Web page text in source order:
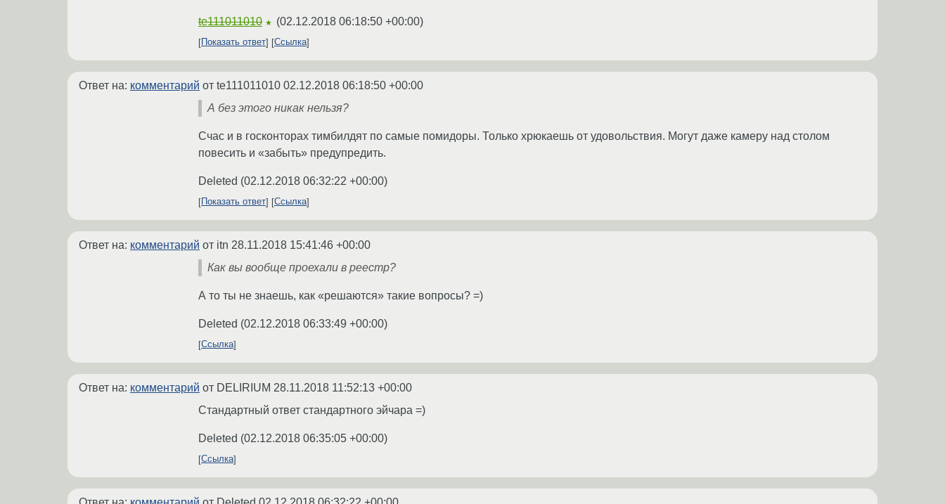
te111011010 ★ (02.12.2018 06:18:50 +00:00)
Показать ответ Ссылка
Ответ на: комментарий от te111011010 02.12.2018 06:18:50 +00:00
А без этого никак нельзя?
Счас и в госконторах тимбилдят по самые помидоры. Только хрюкаешь от удовольствия. Могут даже камеру над столом
повесить и «забыть» предупредить.
Deleted (02.12.2018 06:32:22 +00:00)
Показать ответ Ссылка
Ответ на: комментарий от itn 28.11.2018 15:41:46 +00:00
Как вы вообще проехали в реестр?
А то ты не знаешь, как «решаются» такие вопросы? =)
Deleted (02.12.2018 06:33:49 +00:00)
Ссылка
Ответ на: комментарий от DELIRIUM 28.11.2018 11:52:13 +00:00
Стандартный ответ стандартного эйчара =)
Deleted (02.12.2018 06:35:05 +00:00)
Ссылка